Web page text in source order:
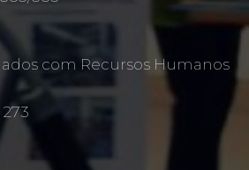
com Recursos Humanos